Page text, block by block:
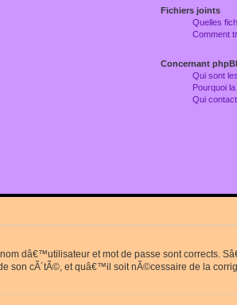
Fichiers joints
Quelles
Comment
Concernant
Qui sont
Pourquoi
Qui
dâ€™utilisateur et mot de passe sont
son cÃ´tÃ©, et quâ€™il soit nÃ©cessaire de la